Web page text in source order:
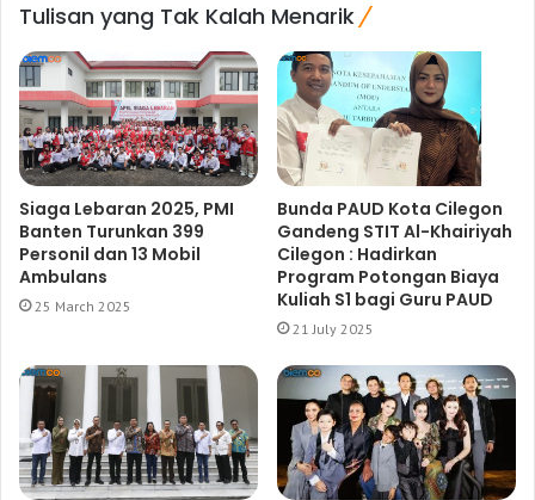
Tulisan yang Tak Kalah Menarik
Siaga Lebaran 2025, PMI
Banten Turunkan 399
Personil dan 13 Mobil
Ambulans
25 March 2025
Bunda PAUD Kota Cilegon
Gandeng STIT Al-Khairiyah
Cilegon : Hadirkan
Program Potongan Biaya
Kuliah S1 bagi Guru PAUD
21 July 2025